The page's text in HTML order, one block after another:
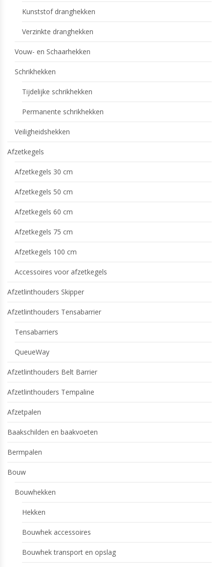
Kunststof dranghekken
Verzinkte dranghekken
Vouw- en Schaarhekken
Schrikhekken
Tijdelijke schrikhekken
Permanente schrikhekken
Veiligheidshekken
Afzetkegels
Afzetkegels 30 cm
Afzetkegels 50 cm
Afzetkegels 60 cm
Afzetkegels 75 cm
Afzetkegels 100 cm
Accessoires voor afzetkegels
Afzetlinthouders Skipper
Afzetlinthouders Tensabarrier
Tensabarriers
QueueWay
Afzetlinthouders Belt Barrier
Afzetlinthouders Tempaline
Afzetpalen
Baakschilden en baakvoeten
Bermpalen
Bouw
Bouwhekken
Hekken
Bouwhek accessoires
Bouwhek transport en opslag